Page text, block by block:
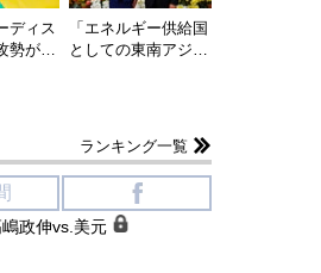
ディス
勢が…
「エネルギー供給国
としての東南アジ…
ランキング一覧
政伸vs.美元